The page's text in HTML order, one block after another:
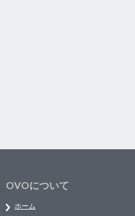
OVOについて
ホーム